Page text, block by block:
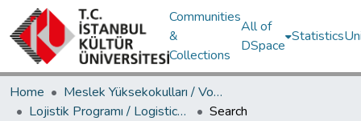
Communities
&
Collections
All of
DSpace
Statistics
Home
Meslek Yüksekokulları / Vocational Schools
Lojistik Programı / Logistics Program
Search